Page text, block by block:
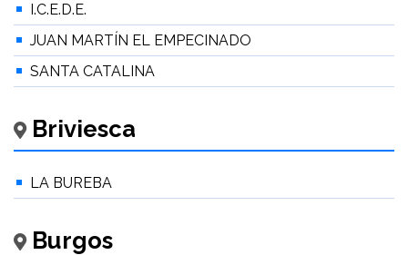
I.C.E.D.E.
JUAN MARTÍN EL EMPECINADO
SANTA CATALINA
Briviesca
LA BUREBA
Burgos